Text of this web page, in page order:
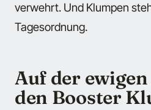
verwehrt. Und Klumpen
Tagesordnung.
Auf der
den Booster